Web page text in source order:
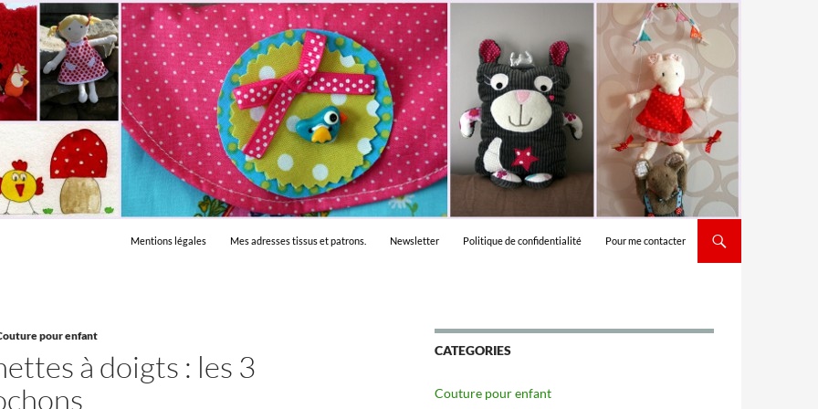
Mentions légales Mes adresses tissus et patrons. Newsletter Politique de confidentialité Pour me contacter
pour enfant
à doigts : les 3
CATEGORIES
Couture pour enfant